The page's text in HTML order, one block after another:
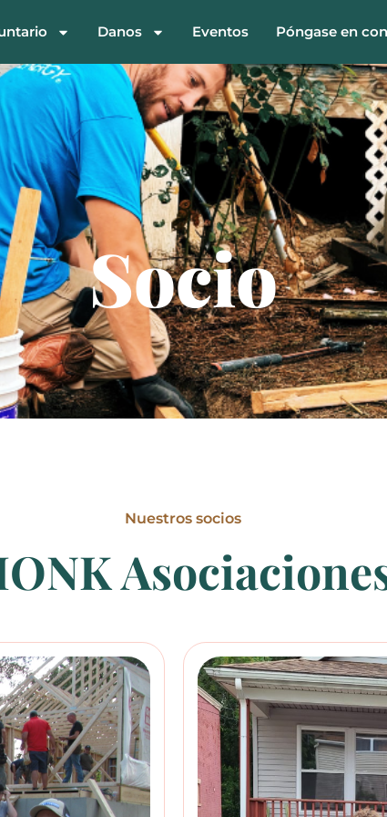
Danos Eventos Póngase en
Socio
Nuestros socios